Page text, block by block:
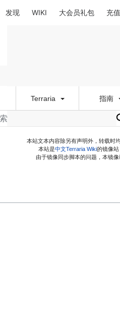
发现 WIKI 大会员礼包 充
Terraria 指南
本站文本内容除另有声明外，转载时
本站是中文Terraria Wiki的镜像
由于镜像同步脚本的问题，本镜